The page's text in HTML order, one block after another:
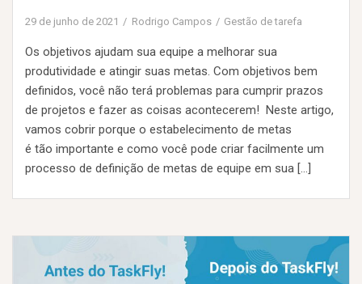
29 de junho de 2021 Rodrigo Campos Gestão de tarefa
Os objetivos ajudam sua equipe a melhorar sua
produtividade e atingir suas metas. Com objetivos bem
definidos, você não terá problemas para cumprir prazos
de projetos e fazer as coisas acontecerem! Neste artigo,
vamos cobrir porque o estabelecimento de metas
é tão importante e como você pode criar facilmente um
processo de definição de metas de equipe em sua […]